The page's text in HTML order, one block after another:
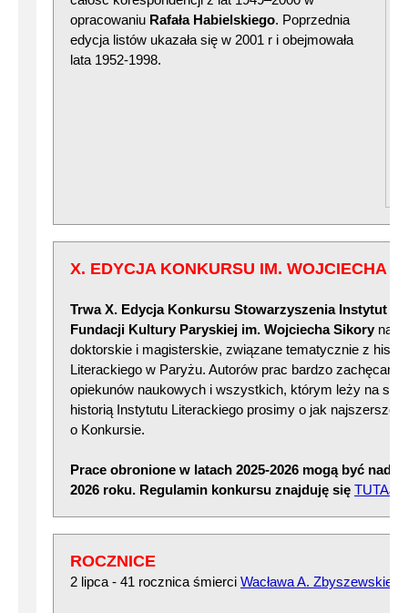
opracowaniu Rafała Habielskiego. Poprzednia
edycja listów ukazała się w 2001 r i obejmowała
lata 1952-1998.
X. EDYCJA KONKURSU IM. WOJCIECHA
Trwa X. Edycja Konkursu Stowarzyszenia Instytut
Fundacji Kultury Paryskiej im. Wojciecha Sikory na
doktorskie i magisterskie, związane tematycznie z
Literackiego w Paryżu. Autorów prac bardzo zachęcamy
opiekunów naukowych i wszystkich, którym leży na
historią Instytutu Literackiego prosimy o jak najszersze
o Konkursie.
Prace obronione w latach 2025-2026 mogą być
2026 roku. Regulamin konkursu znajduję się TUTAJ
ROCZNICE
2 lipca - 41 rocznica śmierci Wacława A. Zbyszewskiego